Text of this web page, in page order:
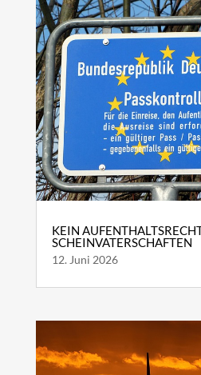
KEIN
SCHEINVATERSCHAFTEN
12. Juni 2026